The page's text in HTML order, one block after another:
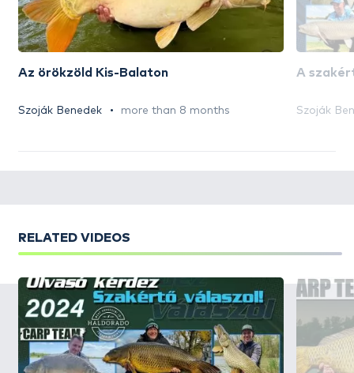
Az örökzöld Kis-Balaton
Szoják Benedek more than 8 months
A
Szoják
RELATED VIDEOS